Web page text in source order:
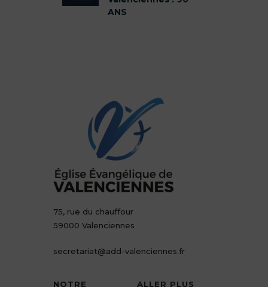
ANS
75, rue du chauffour
59000 Valenciennes
secretariat@add-valenciennes.fr
NOTRE
ALLER PLUS